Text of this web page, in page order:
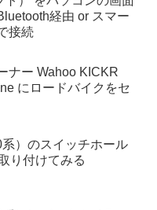
経由 or スマー
接続
ナー Wahoo KICKR
にロードバイクをセ
）のスイッチホール
り付けてみる